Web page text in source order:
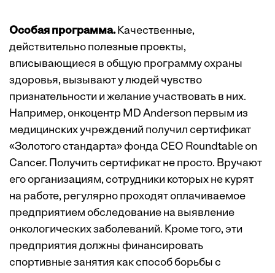
Особая программа.Качественные,
действительно полезные проекты,
вписывающиеся в общую программу охраны
здоровья, вызывают у людей чувство
признательности и желание участвовать в них.
Например, онкоцентр MD Anderson первым из
медицинских учреждений получил сертификат
«Золотого стандарта» фонда CEO Roundtable on
Cancer. Получить сертификат не просто. Вручают
его организациям, сотрудники которых не курят
на работе, регулярно проходят оплачиваемое
предприятием обследование на выявление
онкологических заболеваний. Кроме того, эти
предприятия должны финансировать
спортивные занятия как способ борьбы с